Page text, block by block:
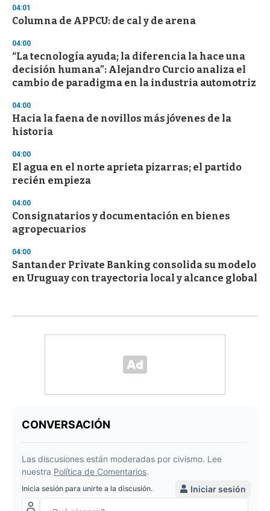
d
s
04:01
Columna de APPCU: de cal y de arena
04:00
“La tecnología ayuda; la diferencia la hace una
decisión humana”: Alejandro Curcio analiza el
cambio de paradigma en la industria automotriz
04:00
Hacia la faena de novillos más jóvenes de la
historia
04:00
El agua en el norte aprieta pizarras; el partido
recién empieza
04:00
Consignatarios y documentación en bienes
agropecuarios
04:00
Santander Private Banking consolida su modelo
en Uruguay con trayectoria local y alcance global